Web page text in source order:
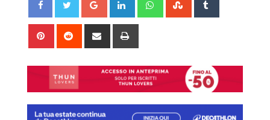
Pinterest Reddit
Share